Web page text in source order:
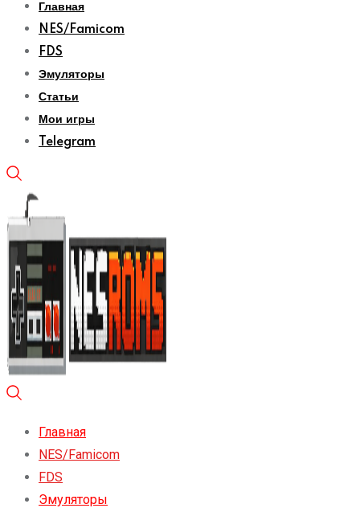
Главная
NES/Famicom
FDS
Эмуляторы
Статьи
Мои игры
Telegram
Главная
NES/Famicom
FDS
Эмуляторы